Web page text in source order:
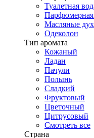
Туалетная
Парфюмерная
Масляные
Одеколон
Тип аромата
Кожаный
Ладан
Пачули
Полынь
Сладкий
Фруктовый
Цветочный
Цитрусовый
Смотреть все
Страна